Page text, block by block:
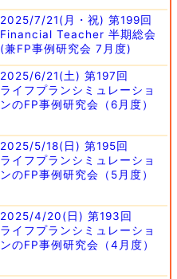
2025/7/21(月・祝) 第199回
Financial Teacher 半期総会
(兼FP事例研究会 7月度)
2025/6/21(土) 第197回
ライフプランシミュレーショ
ンのFP事例研究会（6月度）
2025/5/18(日) 第195回
ライフプランシミュレーショ
ンのFP事例研究会（5月度）
2025/4/20(日) 第193回
ライフプランシミュレーショ
ンのFP事例研究会（4月度）